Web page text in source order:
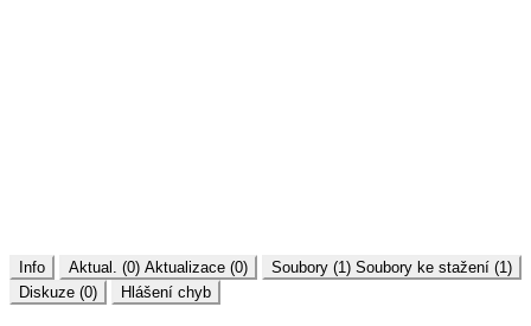
Info Aktual. (0) Aktualizace (0) Soubory (1) Soubory ke stažení (1)
Diskuze (0)
Hlášení chyb